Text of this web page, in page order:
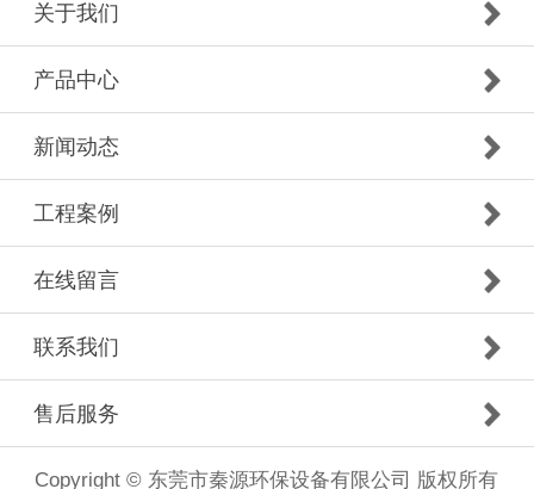
关于我们
产品中心
新闻动态
工程案例
在线留言
联系我们
售后服务
Copyright © 东莞市秦源环保设备有限公司 版权所有